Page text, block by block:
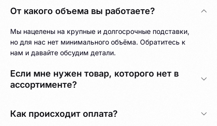
От какого объема вы работаете?
Мы нацелены на крупные и долгосрочные подставки,
но для нас нет минимального объёма. Обратитесь к
нам и давайте обсудим детали.
Если мне нужен товар, которого нет в
ассортименте?
Как происходит оплата?